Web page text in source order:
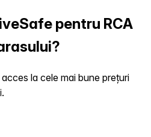
pentru RCA
la cele mai bune prețuri